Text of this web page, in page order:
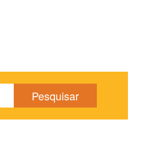
Pesquisar